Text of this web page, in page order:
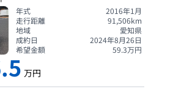
年式
2016年1月
走行距離
91,506km
地域
愛知県
成約日
2024年8月26日
希望金額
59.3万円
万円